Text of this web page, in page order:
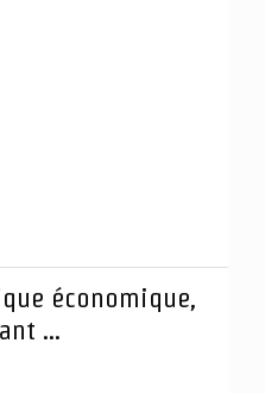
économique,
...